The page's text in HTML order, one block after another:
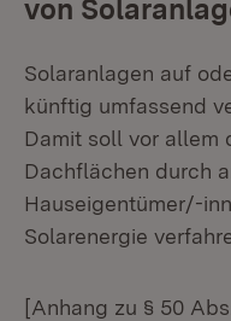
von
Solaranlagen auf
künftig umfassend
Damit soll vor allem
Dachflächen durch
Hauseigentümer/-
Solarenergie
[Anhang zu § 50